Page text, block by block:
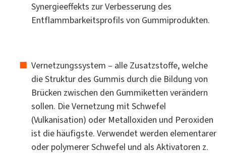
Synergieeffekts zur Verbesserung des
Entflammbarkeitsprofils von Gummiprodukten.
Vernetzungssystem – alle Zusatzstoffe, welche
die Struktur des Gummis durch die Bildung von
Brücken zwischen den Gummiketten verändern
sollen. Die Vernetzung mit Schwefel
(Vulkanisation) oder Metalloxiden und Peroxiden
ist die häufigste. Verwendet werden elementarer
oder polymerer Schwefel und als Aktivatoren z.